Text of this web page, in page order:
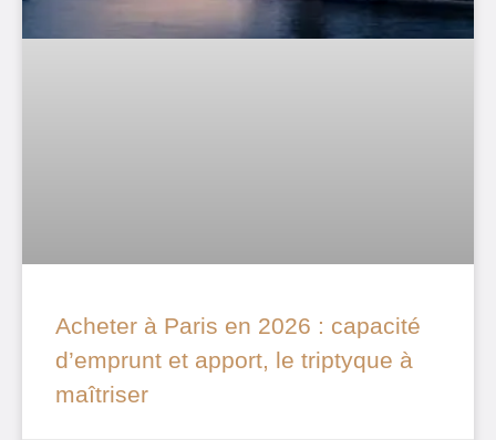
Acheter à Paris en 2026 : capacité
d’emprunt et apport, le triptyque à
maîtriser